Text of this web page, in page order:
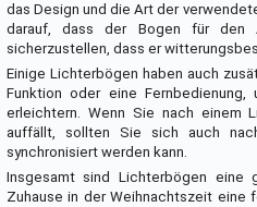
das Design und die Art der
darauf, dass der Bogen für den
sicherzustellen, dass er
Einige Lichterbögen haben auch
Funktion oder eine
erleichtern. Wenn Sie nach einem
auffällt, sollten Sie sich auch
synchronisiert werden kann.
Insgesamt sind Lichterbögen eine
Zuhause in der Weihnachtszeit eine